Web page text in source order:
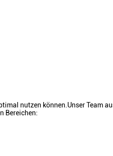
nutzen können.Unser Team
Bereichen: